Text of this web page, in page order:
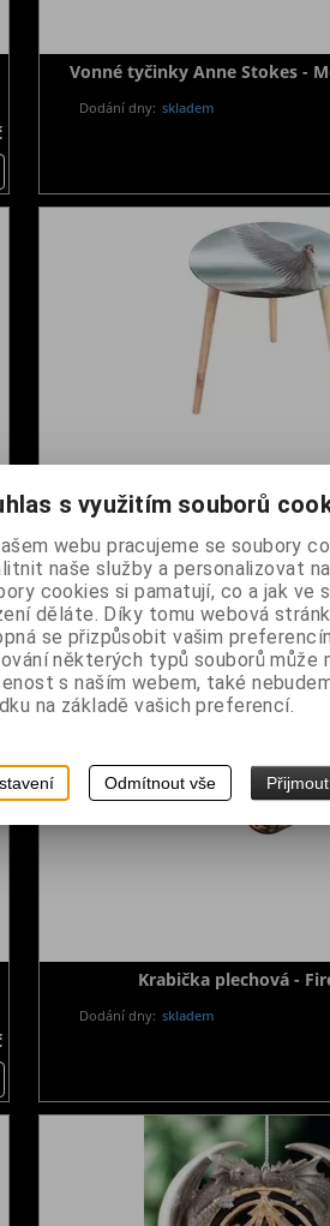
Vonné tyčinky Anne Stokes -
Dodání dny: skladem
Dodání dny:skladem
Krabička plechová -
Dodání dny: skladem
s využitím souborů
webu pracujeme se soubory
naše služby a personalizovat
cookies si pamatují, co a jak ve
děláte. Díky tomu webová
se přizpůsobit vašim
některých typů souborů může
s naším webem, také
na základě vašich preferencí.
Odmítnout vše